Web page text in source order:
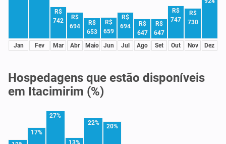
Jan Fev
R$
742
Mar
R$
694
Abr
R$
653
Maio
R$
659
Jun
R$
694
Jul
R$
647
Ago
R$
647
Set
R$
747
Out
R$
730
Nov Dez
Hospedagens que estão disponíveis
em Itacimirim (%)
17%
27%
13%
22% 20%